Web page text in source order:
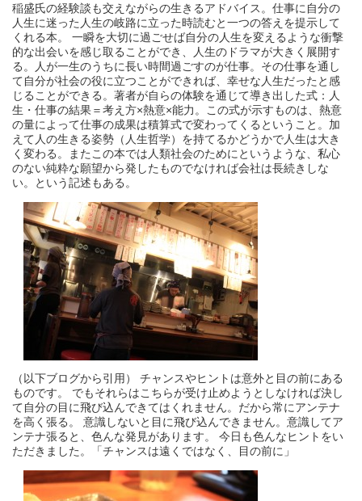
稲盛氏の経験談も交えながらの生きるアドバイス。仕事に自分の
人生に迷った人生の岐路に立った時読むと一つの答えを提示して
くれる本。 一瞬を大切に過ごせば自分の人生を変えるような衝撃
的な出会いを感じ取ることができ、人生のドラマが大きく展開す
る。人が一生のうちに長い時間過ごすのが仕事。その仕事を通し
て自分が社会の役に立つことができれば、幸せな人生だったと感
じることができる。著者が自らの体験を通じて導き出した式：人
生・仕事の結果＝考え方×熱意×能力。この式が示すものは、熱意
の量によって仕事の成果は積算式で変わってくるということ。加
えて人の生きる姿勢（人生哲学）を持てるかどうかで人生は大き
く変わる。またこの本では人類社会のためにというような、私心
のない純粋な願望から発したものでなければ会社は長続きしな
い。という記述もある。
（以下ブログから引用） チャンスやヒントは意外と目の前にある
ものです。 でもそれらはこちらが受け止めようとしなければ決し
て自分の目に飛び込んできてはくれません。だから常にアンテナ
を高く張る。 意識しないと目に飛び込んできません。意識してア
ンテナ張ると、色んな発見があります。 今日も色んなヒントをい
ただきました。「チャンスは遠くではなく、目の前に」